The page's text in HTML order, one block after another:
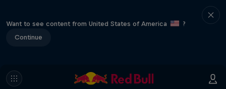
Want to see content from United States of America
?
Continue